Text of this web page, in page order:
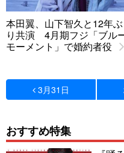
本田翼、山下智久と12年ぶ
り共演 4月期フジ「ブル
モーメント」で婚約者役
3月31日
おすすめ特集